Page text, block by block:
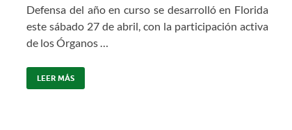
Defensa del año en curso se desarrolló en Florida
este sábado 27 de abril, con la participación activa
de los Órganos …
LEER MÁS